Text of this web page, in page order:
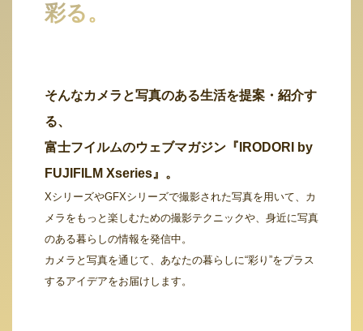
彩る。
そんなカメラと写真のある生活を提案・紹介す
る、
富士フイルムのウェブマガジン『IRODORI by
FUJIFILM Xseries』。
XシリーズやGFXシリーズで撮影された写真を用いて、カ
メラをもっと楽しむための撮影テクニックや、身近に写真
のある暮らしの情報を発信中。
カメラと写真を通じて、あなたの暮らしに“彩り”をプラス
するアイデアをお届けします。